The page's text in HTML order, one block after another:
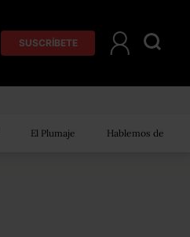
SUSCRÍBETE
El Plumaje Hablemos de